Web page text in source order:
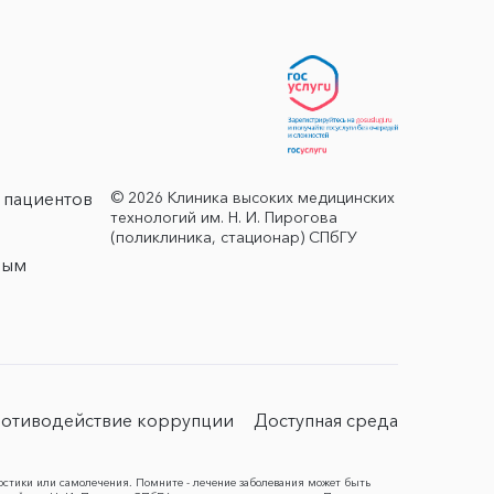
© 2026 Клиника высоких медицинских
технологий им. Н. И. Пирогова
(поликлиника, стационар) СПбГУ
коррупции Доступная среда
или самолечения. Помните - лечение заболевания может быть